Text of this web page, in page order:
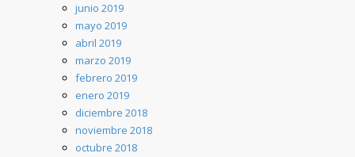
junio 2019
mayo 2019
abril 2019
marzo 2019
febrero 2019
enero 2019
diciembre 2018
noviembre 2018
octubre 2018